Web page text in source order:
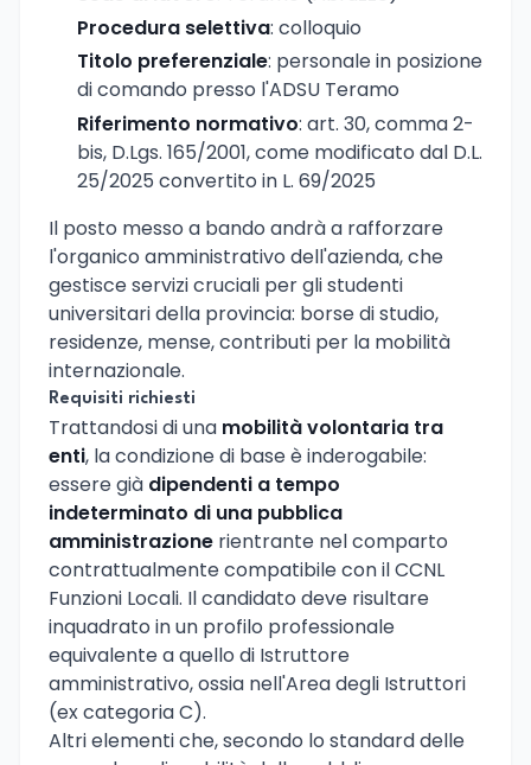
Procedura selettiva: colloquio
Titolo preferenziale: personale in posizione
di comando presso l'ADSU Teramo
Riferimento normativo: art. 30, comma 2-
bis, D.Lgs. 165/2001, come modificato dal D.L.
25/2025 convertito in L. 69/2025
Il posto messo a bando andrà a rafforzare
l'organico amministrativo dell'azienda, che
gestisce servizi cruciali per gli studenti
universitari della provincia: borse di studio,
residenze, mense, contributi per la mobilità
internazionale.
Requisiti richiesti
Trattandosi di una mobilità volontaria tra
enti, la condizione di base è inderogabile:
essere già dipendenti a tempo
indeterminato di una pubblica
amministrazione rientrante nel comparto
contrattualmente compatibile con il CCNL
Funzioni Locali. Il candidato deve risultare
inquadrato in un profilo professionale
equivalente a quello di Istruttore
amministrativo, ossia nell'Area degli Istruttori
(ex categoria C).
Altri elementi che, secondo lo standard delle